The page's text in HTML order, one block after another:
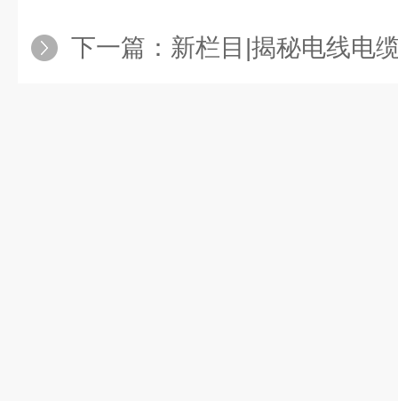
下一篇： 新栏目|揭秘电线电缆